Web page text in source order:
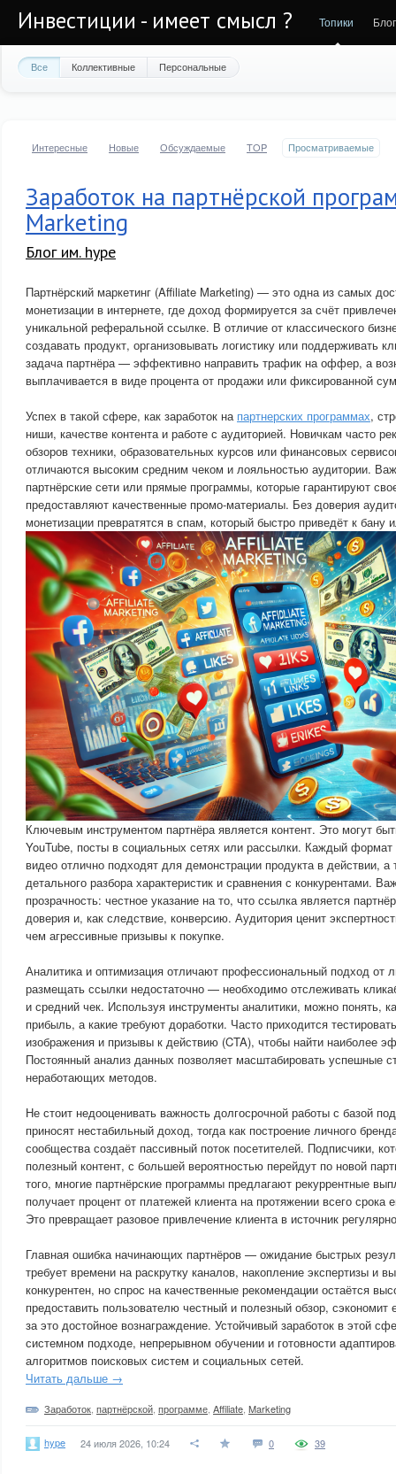
Инвестиции - имеет смысл ? Топики
Все Коллективные Персональные
Интересные Новые Обсуждаемые TOP Просматриваемые
Заработок на партнёрской
Marketing
Блог им. hype
Партнёрский маркетинг (Affiliate Marketing) — это одна из самых
монетизации в интернете, где доход формируется за счёт
уникальной реферальной ссылке. В отличие от классического
создавать продукт, организовывать логистику или поддерживать
задача партнёра — эффективно направить трафик на оффер, а
выплачивается в виде процента от продажи или фиксированной
Успех в такой сфере, как заработок на партнерских программах,
ниши, качестве контента и работе с аудиторией. Новичкам часто
обзоров техники, образовательных курсов или финансовых
отличаются высоким средним чеком и лояльностью аудитории.
партнёрские сети или прямые программы, которые гарантируют
предоставляют качественные промо-материалы. Без доверия
монетизации превратятся в спам, который быстро приведёт к бану
Ключевым инструментом партнёра является контент. Это могут
YouTube, посты в социальных сетях или рассылки. Каждый формат
видео отлично подходят для демонстрации продукта в действии,
детального разбора характеристик и сравнения с конкурентами.
прозрачность: честное указание на то, что ссылка является
доверия и, как следствие, конверсию. Аудитория ценит
чем агрессивные призывы к покупке.
Аналитика и оптимизация отличают профессиональный подход от
размещать ссылки недостаточно — необходимо отслеживать
и средний чек. Используя инструменты аналитики, можно понять,
прибыль, а какие требуют доработки. Часто приходится
изображения и призывы к действию (CTA), чтобы найти наиболее
Постоянный анализ данных позволяет масштабировать успешные
неработающих методов.
Не стоит недооценивать важность долгосрочной работы с базой
приносят нестабильный доход, тогда как построение личного
сообщества создаёт пассивный поток посетителей. Подписчики,
полезный контент, с большей вероятностью перейдут по новой
того, многие партнёрские программы предлагают рекуррентные
получает процент от платежей клиента на протяжении всего срока
Это превращает разовое привлечение клиента в источник
Главная ошибка начинающих партнёров — ожидание быстрых
требует времени на раскрутку каналов, накопление экспертизы и
конкурентен, но спрос на качественные рекомендации остаётся
предоставить пользователю честный и полезный обзор, сэкономит
за это достойное вознаграждение. Устойчивый заработок в этой
системном подходе, непрерывном обучении и готовности
алгоритмов поисковых систем и социальных сетей.
Читать дальше →
Заработок партнёрской программе Affiliate Marketing
hype 24 июля 2026, 10:24 0 39